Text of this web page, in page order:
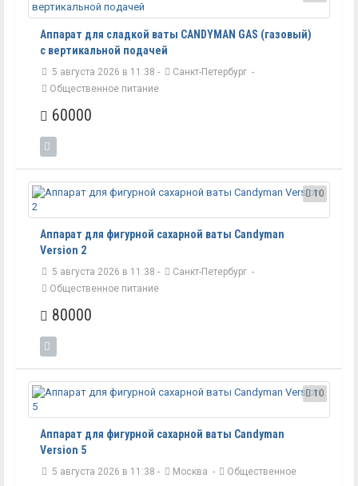
Аппарат для сладкой ваты CANDYMAN GAS (газовый)
с вертикальной подачей
5 августа 2026 в 11:38 - Санкт-Петербург -
Общественное питание
60000
10
Аппарат для фигурной сахарной ваты Candyman
Version 2
5 августа 2026 в 11:38 - Санкт-Петербург -
Общественное питание
80000
10
Аппарат для фигурной сахарной ваты Candyman
Version 5
5 августа 2026 в 11:38 - Москва -
Общественное